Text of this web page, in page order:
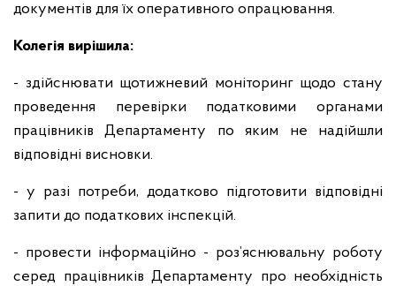
документів для їх оперативного опрацювання.
Колегія вирішила:
- здійснювати щотижневий моніторинг щодо стану
проведення перевірки податковими органами
працівників Департаменту по яким не надійшли
відповідні висновки.
- у разі потреби, додатково підготовити відповідні
запити до податкових інспекцій.
- провести інформаційно - роз’яснювальну роботу
серед працівників Департаменту про необхідність